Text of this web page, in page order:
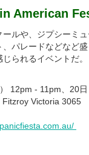
American
ールや、ジプシーミ
、パレードなどなど
られるイベントだ。
12pm - 11pm、20
Victoria 3065